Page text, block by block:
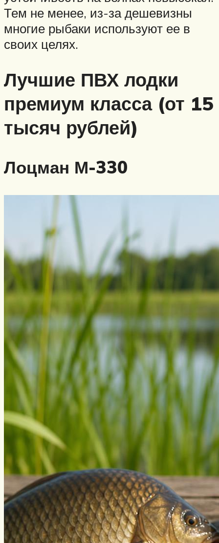
Тем не менее, из-за дешевизны
многие рыбаки используют ее в
своих целях.
Лучшие ПВХ лодки
премиум класса (от 15
тысяч рублей)
Лоцман М-330